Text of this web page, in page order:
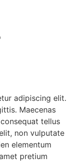
adipiscing elit.
Maecenas
tellus
non vulputate
elementum
pretium